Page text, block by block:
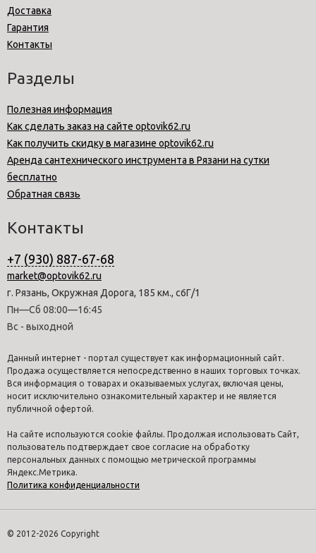
Доставка
Гарантия
Контакты
Разделы
Полезная информация
Как сделать заказ на сайте optovik62.ru
Как получить скидку в магазине optovik62.ru
Аренда сантехнического инструмента в Рязани на сутки
бесплатно
Обратная связь
Контакты
+7 (930) 887-67-68
market@optovik62.ru
г. Рязань, Окружная Дорога, 185 км., с6Г/1
Пн—Сб 08:00—16:45
Вс - выходной
Данный интернет - портал существует как информационный сайт.
Продажа осуществляется непосредственно в наших торговых точках.
Вся информация о товарах и оказываемых услугах, включая цены,
носит исключительно ознакомительный характер и не является
публичной офертой.
На сайте используются cookie файлы. Продолжая использовать Сайт,
пользователь подтверждает свое согласие на обработку
персональных данных с помощью метрической программы
Яндекс.Метрика.
Политика конфиденциальности
© 2012-2026 Copyright